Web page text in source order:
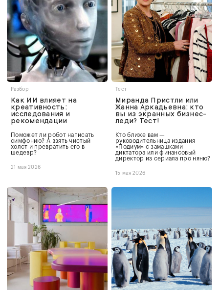
Разбор
Как ИИ влияет на
креативность:
исследования и
рекомендации
Поможет ли робот написать
симфонию? А взять чистый
холст и превратить его в
шедевр?
21 мая 2026
Тест
Миранда Пристли или
Жанна Аркадьевна: кто
вы из экранных бизнес-
леди? Тест!
Кто ближе вам —
руководительница издания
«Подиум» с замашками
диктатора или финансовый
директор из сериала про няню?
15 мая 2026